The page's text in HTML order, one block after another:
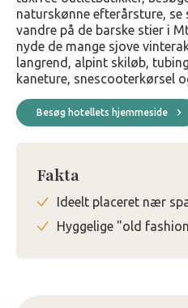
naturskønne efterårsture,
vandre på de barske stier i
nyde de mange sjove
langrend, alpint skiløb,
kaneture, snescooterkørsel
Besøg hotellets hjemmeside
Fakta
Ideelt placeret nær
Hyggelige "old